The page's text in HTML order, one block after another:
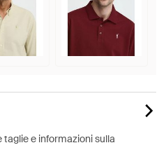
e informazioni sulla